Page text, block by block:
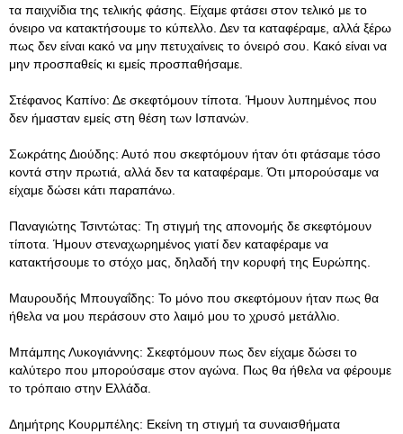
τα παιχνίδια της τελικής φάσης. Είχαμε φτάσει στον τελικό με το
όνειρο να κατακτήσουμε το κύπελλο. Δεν τα καταφέραμε, αλλά ξέρω
πως δεν είναι κακό να μην πετυχαίνεις το όνειρό σου. Κακό είναι να
μην προσπαθείς κι εμείς προσπαθήσαμε.
Στέφανος Καπίνο: Δε σκεφτόμουν τίποτα. Ήμουν λυπημένος που
δεν ήμασταν εμείς στη θέση των Ισπανών.
Σωκράτης Διούδης: Αυτό που σκεφτόμουν ήταν ότι φτάσαμε τόσο
κοντά στην πρωτιά, αλλά δεν τα καταφέραμε. Ότι μπορούσαμε να
είχαμε δώσει κάτι παραπάνω.
Παναγιώτης Τσιντώτας: Τη στιγμή της απονομής δε σκεφτόμουν
τίποτα. Ήμουν στεναχωρημένος γιατί δεν καταφέραμε να
κατακτήσουμε το στόχο μας, δηλαδή την κορυφή της Ευρώπης.
Μαυρουδής Μπουγαΐδης: Το μόνο που σκεφτόμουν ήταν πως θα
ήθελα να μου περάσουν στο λαιμό μου το χρυσό μετάλλιο.
Μπάμπης Λυκογιάννης: Σκεφτόμουν πως δεν είχαμε δώσει το
καλύτερο που μπορούσαμε στον αγώνα. Πως θα ήθελα να φέρουμε
το τρόπαιο στην Ελλάδα.
Δημήτρης Κουρμπέλης: Εκείνη τη στιγμή τα συναισθήματα